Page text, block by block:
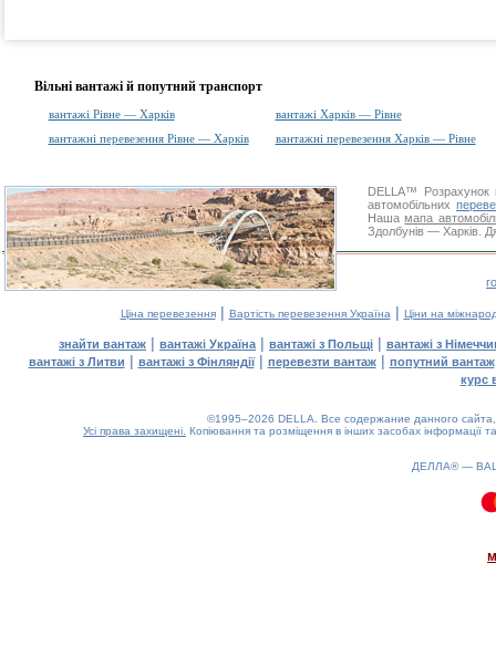
Вільні вантажі й попутний транспорт
вантажі Рівне — Харків
вантажі Харків — Рівне
вантажні перевезення Рівне — Харків
вантажні перевезення Харків — Рівне
DELLA™
Розрахунок
автомобільних
Нашамапа
Здолбунів — Харків.
Ціна перевезення| Вартість перевезення Україна | Ціни на
знайти вантаж | вантажі Україна | вантажі з Польщі | вантажі з
вантажі з Литви | вантажі з Фінляндії| перевезти вантаж| попутний вантаж
курс
©1995–2026 DELLA. Все содержание данного
Усі права захищені. Копіювання та розміщення в інших засобах інформації
ДЕЛЛА® —